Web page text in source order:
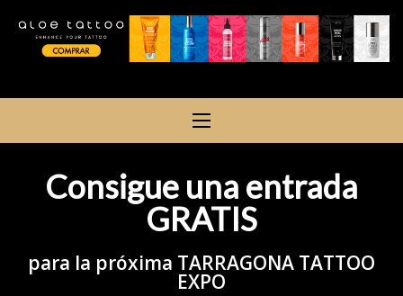
Consigue una entrada
GRATIS
para la próxima TARRAGONA TATTOO
EXPO